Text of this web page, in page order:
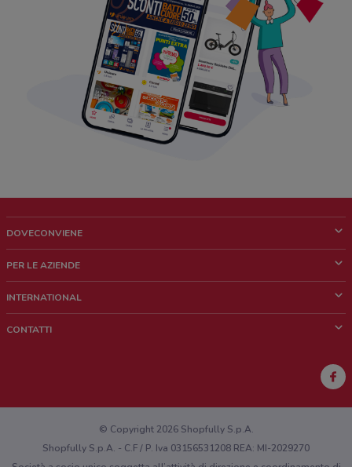
DOVECONVIENE
Chi siamo
Lavora con noi
PER LE AZIENDE
Richieste commerciali e marketing
INTERNATIONAL
CONTATTI
Hai un malfunzionamento sul web o sull'app?
© Copyright 2026 Shopfully S.p.A.
Shopfully S.p.A. - C.F / P. Iva 03156531208 REA: MI-2029270